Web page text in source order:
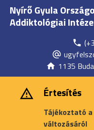
Nyírő Gyula
Addiktológiai
1135
Értesítés
Tájékoztató
változásáról